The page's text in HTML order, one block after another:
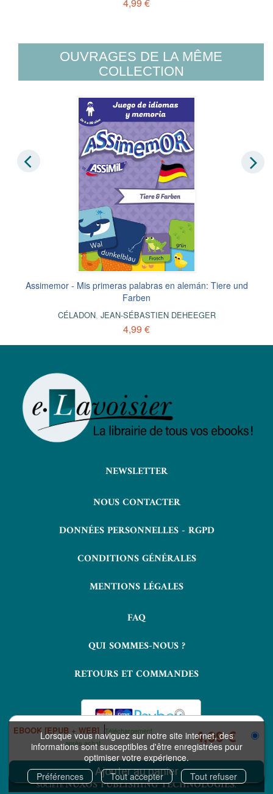
Lorsque vous naviguez sur notre site internet, des
informations sont susceptibles d'être enregistrées pour
optimiser votre expérience.
Préférences
Tout accepter Tout refuser
EBOOK [EPUB + WEB]
Téléchargement
après achat
4,99 €
OUVRAGES DE LA MÊME
COLLECTION
Assimemor - Mis primeras palabras en alemán: Tiere und
Farben
CÉLADON, JEAN-SÉBASTIEN DEHEEGER
4,99 €
NEWSLETTER
NOUS CONTACTER
DONNÉES PERSONNELLES - RGPD
CONDITIONS GÉNÉRALES
MENTIONS LÉGALES
FAQ
QUI SOMMES-NOUS ?
RETOURS ET COMMANDES
COPYRIGHT © 2026 LAVOISIER ET NUXOS PUBLISHING TECHNOLOGIES.
IZIBOOK®ETIZIBOOKS®SONT DES MARQUES DÉPOSÉES DE LA
SOCIÉTÉNUXOS PUBLISHING TECHNOLOGIES.